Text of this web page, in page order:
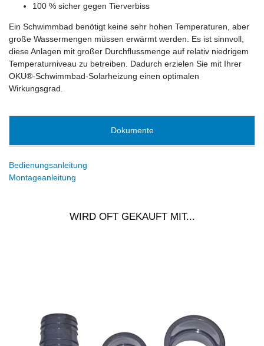
100 % sicher gegen Tierverbiss
Ein Schwimmbad benötigt keine sehr hohen Temperaturen, aber
große Wassermengen müssen erwärmt werden. Es ist sinnvoll,
diese Anlagen mit großer Durchflussmenge auf relativ niedrigem
Temperaturniveau zu betreiben. Dadurch erzielen Sie mit Ihrer
OKU®-Schwimmbad-Solarheizung einen optimalen
Wirkungsgrad.
Dokumente
Bedienungsanleitung
Montageanleitung
WIRD OFT GEKAUFT MIT...